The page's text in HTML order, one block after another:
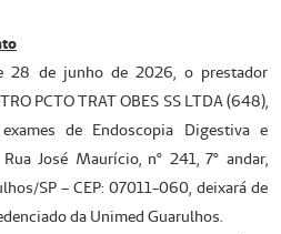
28 de junho de 2026, o prestador
PCTO TRAT OBES SS LTDA (648),
de Endoscopia Digestiva e
José Maurício, nº 241, 7º andar,
SP – CEP: 07011-060, deixará de
da Unimed Guarulhos.